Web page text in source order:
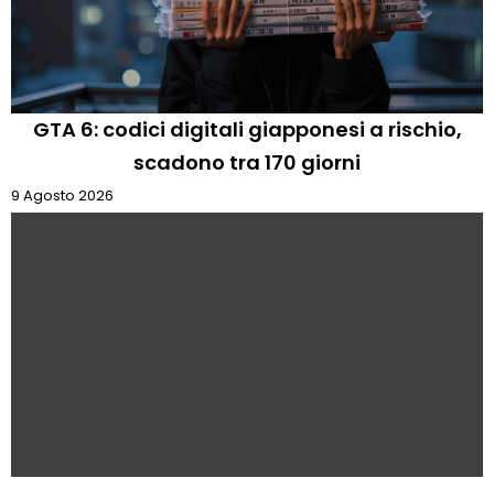
GTA 6: codici digitali giapponesi a rischio,
scadono tra 170 giorni
9 Agosto 2026